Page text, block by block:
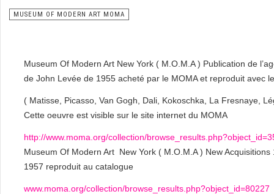
MUSEUM OF MODERN ART MOMA
Museum Of Modern Art New York ( M.O.M.A ) Publication de
de John Levée de 1955 acheté par le MOMA et reproduit avec
( Matisse, Picasso, Van Gogh, Dali, Kokoschka, La Fresnaye,
Cette oeuvre est visible sur le site internet du MOMA
http://www.moma.org/collection/
Museum Of Modern Art New York ( M.O.M.A ) New Acquisitions
1957 reproduit au catalogue
www.moma.org/collection/browse_results.php?object_id=80227